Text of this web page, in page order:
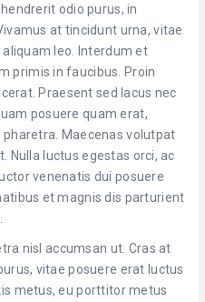
odio purus, in
at tincidunt urna, vitae
leo. Interdum et
primis in faucibus. Proin
Praesent sed lacus nec
posuere quam erat,
Maecenas volutpat
Nulla luctus egestas orci, ac
venenatis dui posuere
et magnis dis parturient
nisl accumsan ut. Cras at
vitae posuere erat luctus
metus, eu porttitor metus